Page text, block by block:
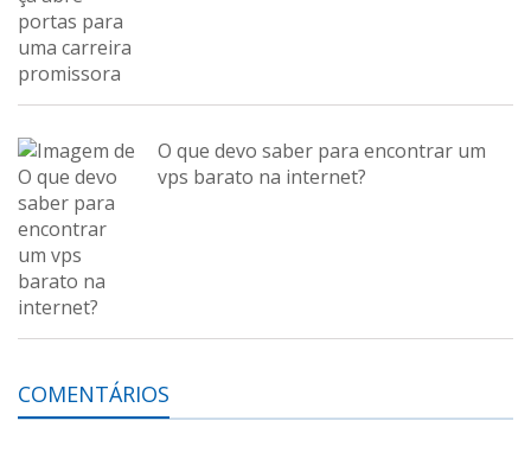
O que devo saber para encontrar um
vps barato na internet?
COMENTÁRIOS